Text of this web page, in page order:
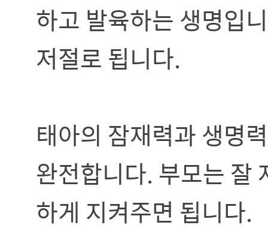
하고 발육하는 생명입
저절로 됩니다.
태아의 잠재력과 생명
완전합니다. 부모는 잘
하게 지켜주면 됩니다.